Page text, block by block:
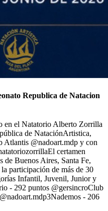
Republica de Natacion
en el Natatorio Alberto Zorrilla
de NataciónArtistica,
Atlantis @nadoart.mdp y con
certamen
de Buenos Aires, Santa Fe,
participación de más de 30
Infantil, Juvenil, Junior y
- 292 puntos @gersincroClub
- 206